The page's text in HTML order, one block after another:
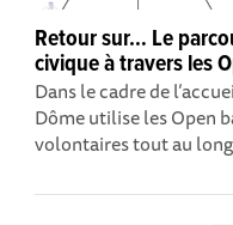
Retour sur… Le
civique à travers les
Dans le cadre de
Dôme utilise les Open
volontaires tout au